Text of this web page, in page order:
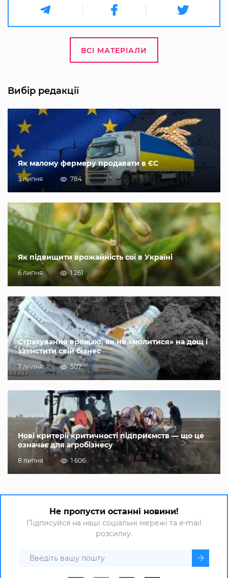
ВСІ МАТЕРІАЛИ
Вибір редакції
Як малому фермеру продавати в ЄС
3 липня 784
Як підвищити врожайність сої в Україні
6 липня 1 261
Страхування врожаю, як не «молитися» на дощ і
захистити свій бізнес
7 липня 507
Нові критерії критичності підприємств — що це
означає для агробізнесу
8 липня 1 606
Не пропусти останні новини!
Підписуйся на наші соціальні мережі та e-mail
розсилку.